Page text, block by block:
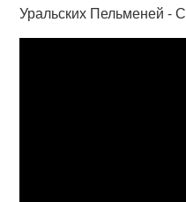
Уральских Пельменей - С